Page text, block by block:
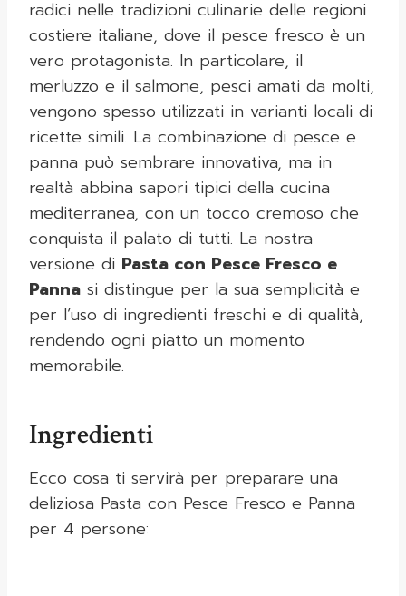
radici nelle tradizioni culinarie delle regioni
costiere italiane, dove il pesce fresco è un
vero protagonista. In particolare, il
merluzzo e il salmone, pesci amati da molti,
vengono spesso utilizzati in varianti locali di
ricette simili. La combinazione di pesce e
panna può sembrare innovativa, ma in
realtà abbina sapori tipici della cucina
mediterranea, con un tocco cremoso che
conquista il palato di tutti. La nostra
versione di Pasta con Pesce Fresco e
Panna si distingue per la sua semplicità e
per l’uso di ingredienti freschi e di qualità,
rendendo ogni piatto un momento
memorabile.
Ingredienti
Ecco cosa ti servirà per preparare una
deliziosa Pasta con Pesce Fresco e Panna
per 4 persone: